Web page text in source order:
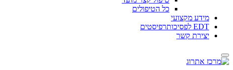
כל הטיפולים
מידע מקצועי
EDT לפסיכותרפיסטים
יצירת קשר